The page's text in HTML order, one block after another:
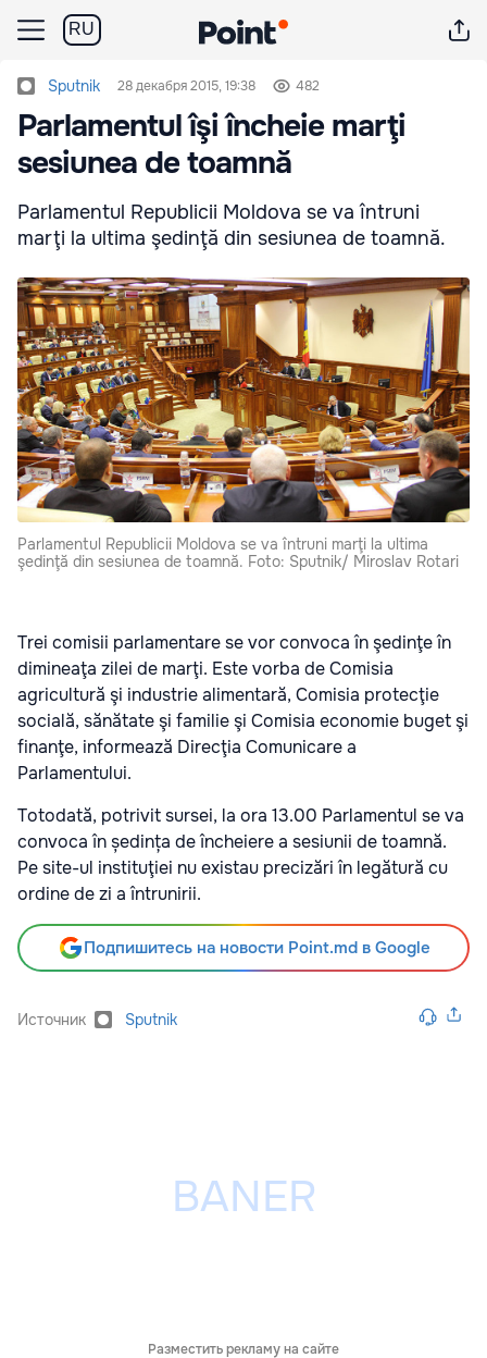
RU
Sputnik 28 декабря 2015, 19:38 482
Parlamentul îşi încheie marţi
sesiunea de toamnă
Parlamentul Republicii Moldova se va întruni
marţi la ultima şedinţă din sesiunea de toamnă.
Parlamentul Republicii Moldova se va întruni marţi la ultima
şedinţă din sesiunea de toamnă. Foto: Sputnik/ Miroslav Rotari
Trei comisii parlamentare se vor convoca în şedinţe în
dimineaţa zilei de marţi. Este vorba de Comisia
agricultură şi industrie alimentară, Comisia protecţie
socială, sănătate şi familie şi Comisia economie buget şi
finanţe, informează Direcţia Comunicare a
Parlamentului.
Totodată, potrivit sursei, la ora 13.00 Parlamentul se va
convoca în ședința de încheiere a sesiunii de toamnă.
Pe site-ul instituţiei nu existau precizări în legătură cu
ordine de zi a întrunirii.
Подпишитесь на новости Point.md в Google
Источник Sputnik
Разместить рекламу на сайте